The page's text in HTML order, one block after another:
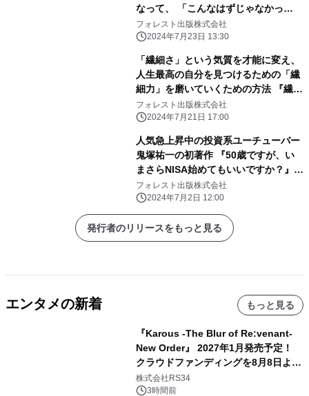
なって、 「こんなはずじゃなかっ
た！」と思ったら読む本』発売！
フォレスト出版株式会社
2024年7月23日 13:30
「繊細さ」という気質を才能に変え、
人生最高の自分を見つけるための「繊
細力」を磨いていくための方法 『繊細
すぎるエンパスさんだからわかった幸
せの法則』刊行
フォレスト出版株式会社
2024年7月21日 17:00
人気急上昇中の投資系ユーチューバー
鬼塚祐一の初著作 『50歳ですが、い
まさらNISA始めてもいいですか？』
重版を記念して10日間限定キャンペー
ンを実施！
フォレスト出版株式会社
2024年7月2日 12:00
発行者のリリースをもっと見る
エンタメの新着 もっと見る
『Karous -The Blur of Re:venant-
New Order』 2027年1月発売予定！
クラウドファンディングを8月8日より
開始
株式会社RS34
3時間前